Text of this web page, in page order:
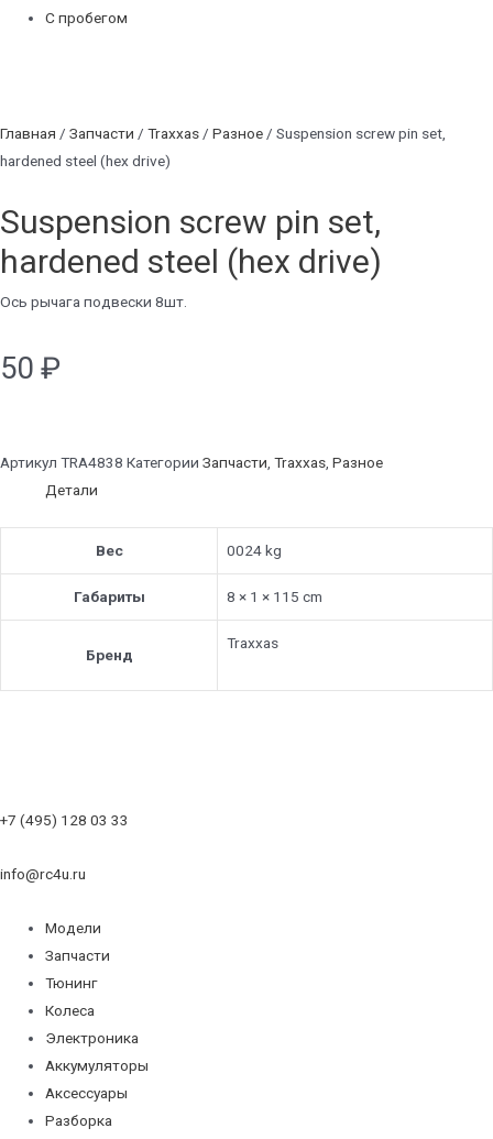
С пробегом
Главная / Запчасти / Traxxas / Разное / Suspension screw pin set,
hardened steel (hex drive)
Suspension screw pin set,
hardened steel (hex drive)
Ось рычага подвески 8шт.
50 ₽
Артикул TRA4838 Категории Запчасти, Traxxas, Разное
Детали
Вес 0024 kg
Габариты 8 × 1 × 115 cm
Бренд
Traxxas
+7 (495) 128 03 33
info@rc4u.ru
Модели
Запчасти
Тюнинг
Колеса
Электроника
Аккумуляторы
Аксессуары
Разборка